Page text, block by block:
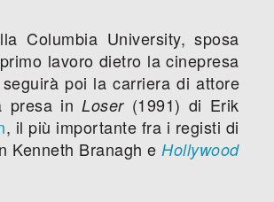
Columbia University, sposa
lavoro dietro la cinepresa
poi la carriera di attore
presa inLoser(1991) di Erik
, il più importante fra i registi di
Kenneth Branagh e Hollywood